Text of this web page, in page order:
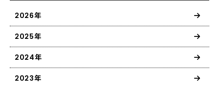
2026年
2025年
2024年
2023年